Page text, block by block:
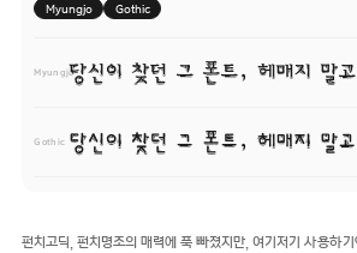
Myungjo Gothic
Myungjo당신이 찾던 그 폰트, 헤매지 말
Gothic 당신이 찾던 그 폰트, 헤매지 말
펀치고딕, 펀치명조의 매력에 푹 빠졌지만, 여기저기 사용하